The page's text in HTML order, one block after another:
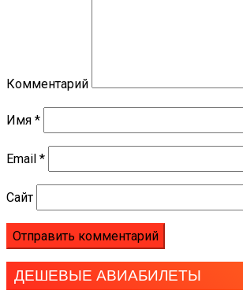
Комментарий
Имя *
Email *
Сайт
ДЕШЕВЫЕ АВИАБИЛЕТЫ